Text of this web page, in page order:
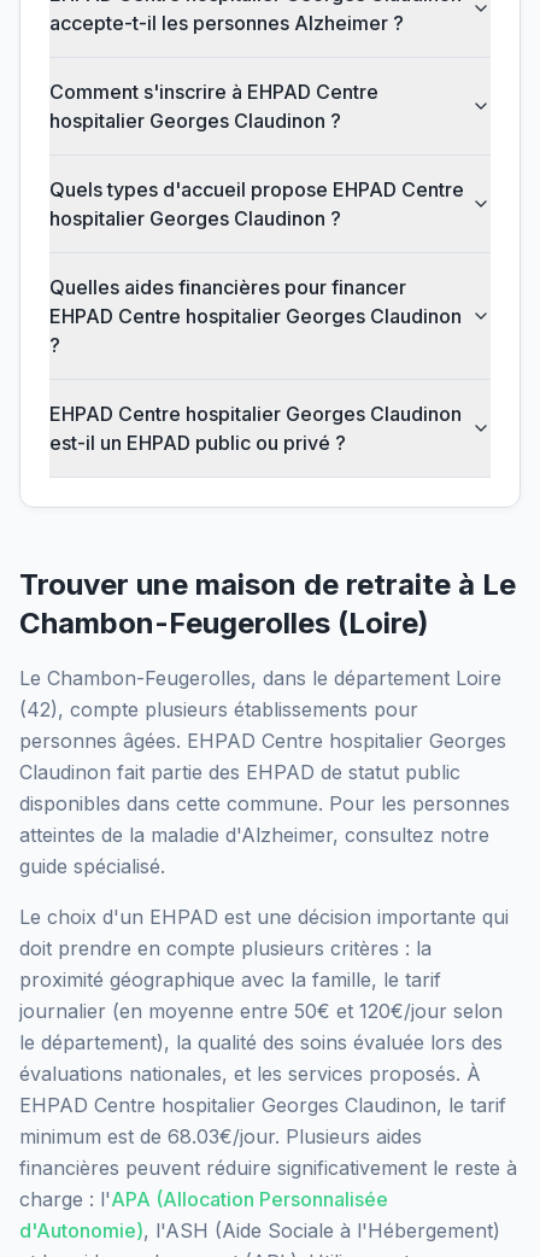
accepte-t-il les personnes Alzheimer ?
Comment s'inscrire à EHPAD Centre
hospitalier Georges Claudinon ?
Quels types d'accueil propose EHPAD Centre
hospitalier Georges Claudinon ?
Quelles aides financières pour financer
EHPAD Centre hospitalier Georges Claudinon
?
EHPAD Centre hospitalier Georges Claudinon
est-il un EHPAD public ou privé ?
Trouver une maison de retraite à Le
Chambon-Feugerolles (Loire)
Le Chambon-Feugerolles, dans le département Loire
(42), compte plusieurs établissements pour
personnes âgées. EHPAD Centre hospitalier Georges
Claudinon fait partie des EHPAD de statut public
disponibles dans cette commune. Pour les personnes
atteintes de la maladie d'Alzheimer, consultez notre
guide spécialisé.
Le choix d'un EHPAD est une décision importante qui
doit prendre en compte plusieurs critères : la
proximité géographique avec la famille, le tarif
journalier (en moyenne entre 50€ et 120€/jour selon
le département), la qualité des soins évaluée lors des
évaluations nationales, et les services proposés. À
EHPAD Centre hospitalier Georges Claudinon, le tarif
minimum est de 68.03€/jour. Plusieurs aides
financières peuvent réduire significativement le reste à
charge : l'APA (Allocation Personnalisée
d'Autonomie), l'ASH (Aide Sociale à l'Hébergement)